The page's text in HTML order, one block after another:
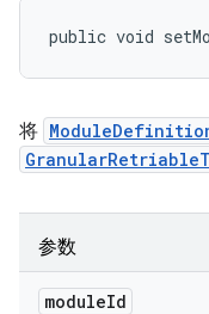
public void
将
参数
moduleId